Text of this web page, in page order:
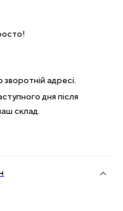
адресі.
дня після
склад.